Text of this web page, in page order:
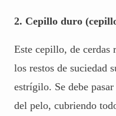
2. Cepillo duro
Este cepillo, de cerdas
los restos de suciedad
estrígilo. Se debe
del pelo, cubriendo